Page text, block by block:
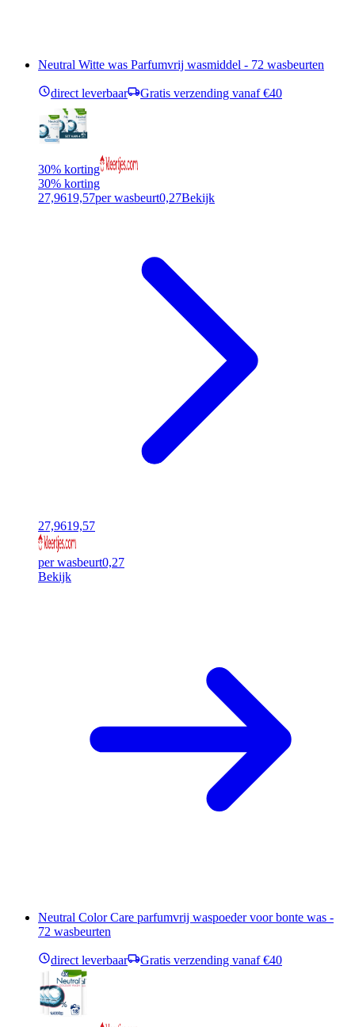
Neutral Witte was Parfumvrij wasmiddel - 72 wasbeurten
direct leverbaar Gratis verzending vanaf €40
30% korting
30% korting
27,9619,57per wasbeurt0,27Bekijk
27,9619,57
per wasbeurt0,27
Bekijk
Neutral Color Care parfumvrij waspoeder voor bonte was -
72 wasbeurten
direct leverbaar Gratis verzending vanaf €40